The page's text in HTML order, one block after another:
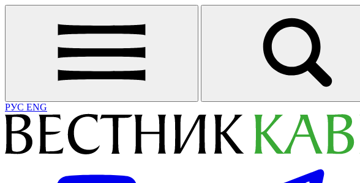
РУС ENG